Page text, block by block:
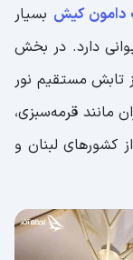
دامون کیش بسیار
دارد. در بخش
تابش مستقیم نور
مانند قرمه‌سبزی،
کشورهای لبنان و